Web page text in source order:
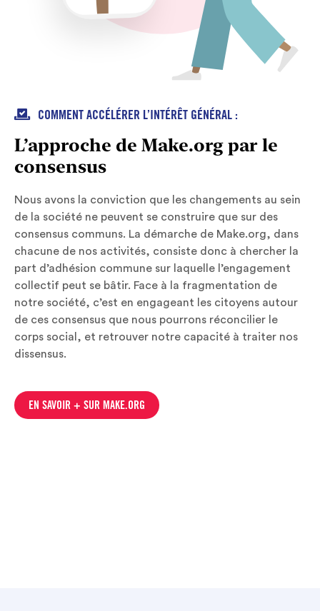
 COMMENT ACCÉLÉRER L’INTÉRÊT GÉNÉRAL :
L’approche de Make.org par le
consensus
Nous avons la conviction que les changements au sein
de la société ne peuvent se construire que sur des
consensus communs. La démarche de Make.org, dans
chacune de nos activités, consiste donc à chercher la
part d’adhésion commune sur laquelle l’engagement
collectif peut se bâtir. Face à la fragmentation de
notre société, c’est en engageant les citoyens autour
de ces consensus que nous pourrons réconcilier le
corps social, et retrouver notre capacité à traiter nos
dissensus.
EN SAVOIR + SUR MAKE.ORG